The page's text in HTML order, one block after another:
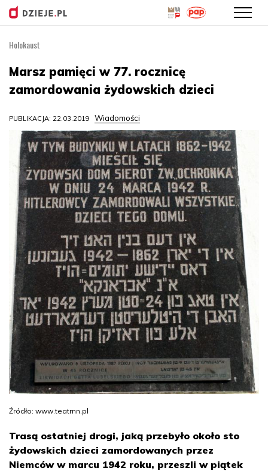
treści
Holokaust
Marsz pamięci w 77. rocznicę
zamordowania żydowskich dzieci
PUBLIKACJA: 22.03.2019 Wiadomości
Źródło: www.teatrnn.pl
Trasą ostatniej drogi, jaką przebyło około sto
żydowskich dzieci zamordowanych przez
Niemców w marcu 1942 roku, przeszli w piątek